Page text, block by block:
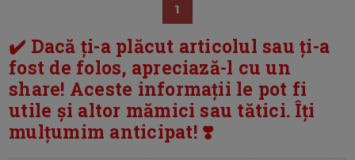
1
✔️ Dacă ți-a plăcut articolul sau ți-a
fost de folos, apreciază-l cu un
share! Aceste informații le pot fi
utile și altor mămici sau tătici. Îți
mulțumim anticipat! ❣️